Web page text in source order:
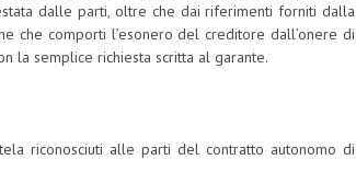
dalle parti, oltre che dai riferimenti forniti dalla
che comporti l’esonero del creditore dall’onere di
la semplice richiesta scritta al garante.
riconosciuti alle parti del contratto autonomo di